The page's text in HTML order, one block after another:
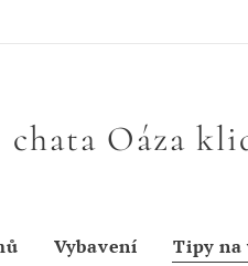
chata Oáza
Vybavení Tipy na